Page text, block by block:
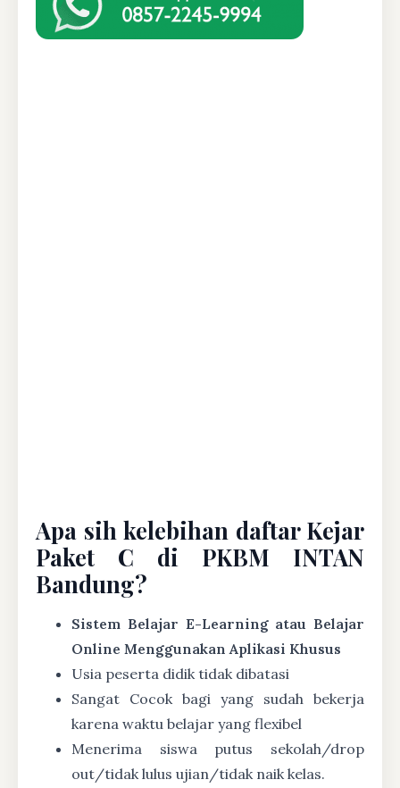
Apa sih kelebihan daftar Kejar
Paket C di PKBM INTAN
Bandung?
Sistem Belajar E-Learning atau Belajar
Online Menggunakan Aplikasi Khusus
Usia peserta didik tidak dibatasi
Sangat Cocok bagi yang sudah bekerja
karena waktu belajar yang flexibel
Menerima siswa putus sekolah/drop
out/tidak lulus ujian/tidak naik kelas.